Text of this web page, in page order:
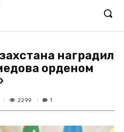
наградил
орденом
2299 1